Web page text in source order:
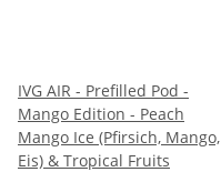
IVG AIR - Prefilled Pod -
Mango Edition - Peach
Mango Ice (Pfirsich, Mango,
Eis) & Tropical Fruits